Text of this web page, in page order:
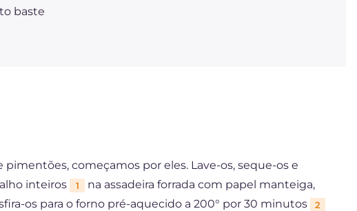
baste
pimentões, começamos por eles. Lave-os, seque-os e
inteiros
1
na assadeira forrada com papel manteiga,
os para o forno pré-aquecido a 200° por 30 minutos
2